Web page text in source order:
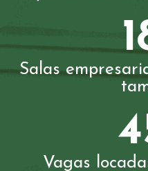
Salas
Vagas